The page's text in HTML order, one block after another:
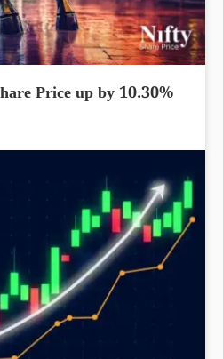
Price up by 10.30%